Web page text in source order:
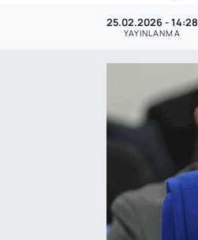
25.02.2026 - 14:28
YAYINLANMA
Son Dakika Haberleri
Haber Arşivi